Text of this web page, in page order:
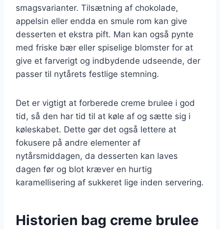
smagsvarianter. Tilsætning af chokolade,
appelsin eller endda en smule rom kan give
desserten et ekstra pift. Man kan også pynte
med friske bær eller spiselige blomster for at
give et farverigt og indbydende udseende, der
passer til nytårets festlige stemning.
Det er vigtigt at forberede creme brulee i god
tid, så den har tid til at køle af og sætte sig i
køleskabet. Dette gør det også lettere at
fokusere på andre elementer af
nytårsmiddagen, da desserten kan laves
dagen før og blot kræver en hurtig
karamellisering af sukkeret lige inden servering.
Historien bag creme brulee